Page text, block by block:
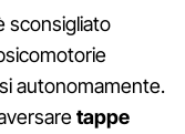
sconsigliato
autonomamente.
tappe